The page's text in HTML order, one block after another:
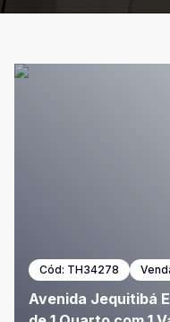
Cód: TH34278
Avenida Jequitibá